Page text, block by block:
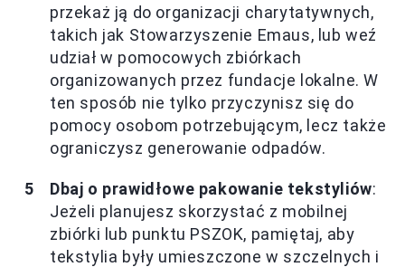
przekaż ją do organizacji charytatywnych,
takich jak Stowarzyszenie Emaus, lub weź
udział w pomocowych zbiórkach
organizowanych przez fundacje lokalne. W
ten sposób nie tylko przyczynisz się do
pomocy osobom potrzebującym, lecz także
ograniczysz generowanie odpadów.
Dbaj o prawidłowe pakowanie tekstyliów:
Jeżeli planujesz skorzystać z mobilnej
zbiórki lub punktu PSZOK, pamiętaj, aby
tekstylia były umieszczone w szczelnych i